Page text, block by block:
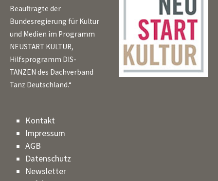
Beauftragte der
Bundesregierung für Kultur
und Medien im Programm
NEUSTART KULTUR,
Hilfsprogramm DIS-
TANZEN des Dachverband
Tanz Deutschland.“
Kontakt
Impressum
AGB
Datenschutz
Newsletter